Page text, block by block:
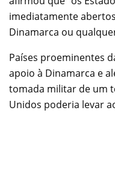
imediatamente
Dinamarca ou
Países proeminentes
apoio à Dinamarca e
tomada militar de um
Unidos poderia levar